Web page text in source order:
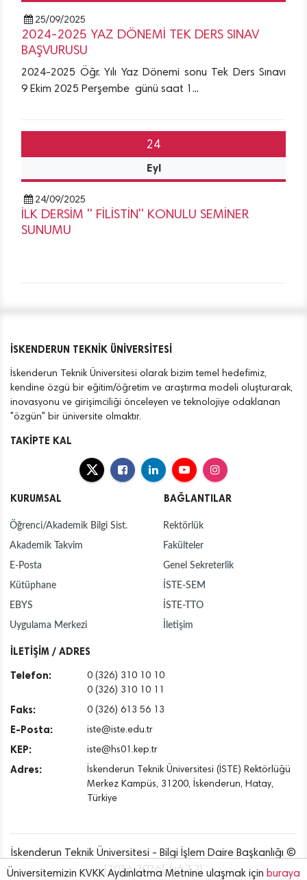
25/09/2025
2024-2025 YAZ DÖNEMİ TEK DERS SINAV
BAŞVURUSU
2024-2025 Öğr. Yılı Yaz Dönemi sonu Tek Ders Sınavı
9 Ekim 2025 Perşembe günü saat 1...
24
Eyl
24/09/2025
İLK DERSİM '' FİLİSTİN'' KONULU SEMİNER
SUNUMU
İSKENDERUN TEKNİK ÜNİVERSİTESİ
İskenderun Teknik Üniversitesi olarak bizim temel hedefimiz,
kendine özgü bir eğitim/öğretim ve araştırma modeli oluşturarak,
inovasyonu ve girişimciliği önceleyen ve teknolojiye odaklanan
"özgün" bir üniversite olmaktır.
TAKİPTE KAL
KURUMSAL
Öğrenci/Akademik Bilgi Sist.
Akademik Takvim
E-Posta
Kütüphane
EBYS
Uygulama Merkezi
BAĞLANTILAR
Rektörlük
Fakülteler
Genel Sekreterlik
İSTE-SEM
İSTE-TTO
İletişim
İLETİŞİM / ADRES
Telefon:
0 (326) 310 10 10
0 (326) 310 10 11
Faks: 0 (326) 613 56 13
E-Posta: iste@iste.edu.tr
KEP: iste@hs01.kep.tr
Adres:
İskenderun Teknik Üniversitesi (İSTE) Rektörlüğü
Merkez Kampüs, 31200, İskenderun, Hatay,
Türkiye
İskenderun Teknik Üniversitesi - Bilgi İşlem Daire Başkanlığı ©
[2016..2026] {v6.7.3}
Üniversitemizin KVKK Aydınlatma Metnine ulaşmak için buraya